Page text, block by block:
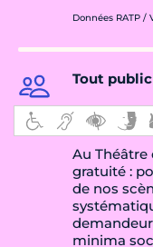
Données RATP /
Tout public
Au Théâtre
gratuité :
de nos
minima